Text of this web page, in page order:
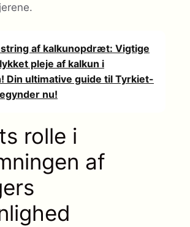
af kalkunopdræt: Vigtige
pleje af kalkun i
Din ultimative guide til Tyrkiet-
nu!
rolle i
af